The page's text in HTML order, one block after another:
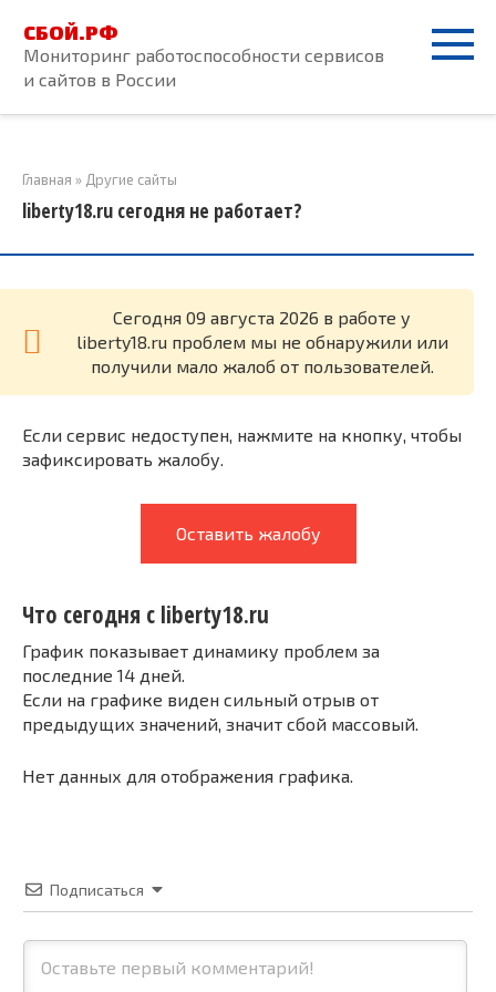
контенту
СБОЙ.РФ
Мониторинг работоспособности сервисов
и сайтов в России
Главная » Другие сайты
liberty18.ru сегодня не работает?
Cегодня 09 августа 2026 в работе у
liberty18.ru проблем мы не обнаружили или
получили мало жалоб от пользователей.
Если сервис недоступен, нажмите на кнопку, чтобы
зафиксировать жалобу.
Оставить жалобу
Что сегодня с liberty18.ru
График показывает динамику проблем за
последние 14 дней.
Если на графике виден сильный отрыв от
предыдущих значений, значит сбой массовый.
Нет данных для отображения графика.
Подписаться